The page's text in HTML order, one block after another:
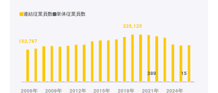
連結従業員数 単体従業員数